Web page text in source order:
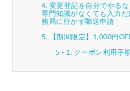
変更登記を自分でやる
専門知識がなくても入力
務局に行かず郵送申請
【期間限定】1,000円
クーポン利用手